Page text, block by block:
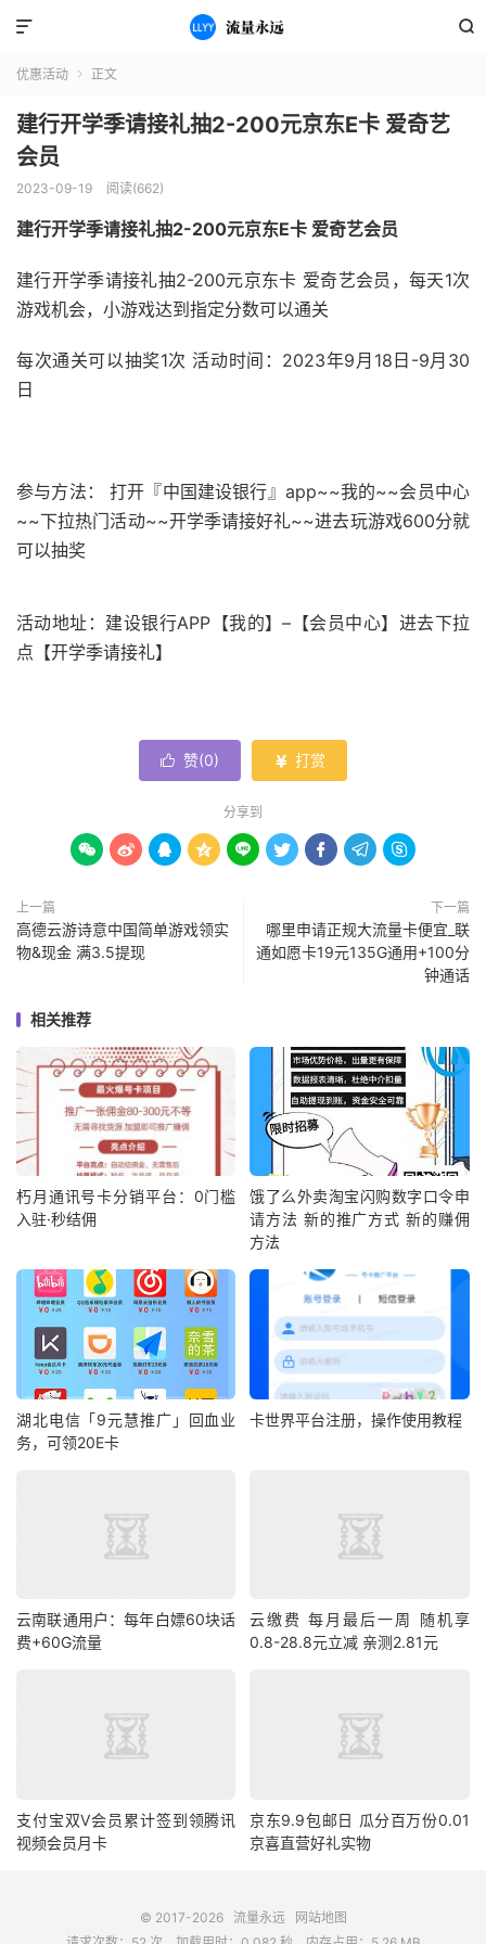


优惠活动  正文
建行开学季请接礼抽2-200元京东E卡 爱奇艺
会员
2023-09-19 阅读(662)
建行开学季请接礼抽2-200元京东E卡 爱奇艺会员
建行开学季请接礼抽2-200元京东卡 爱奇艺会员，每天1次
游戏机会，小游戏达到指定分数可以通关
每次通关可以抽奖1次 活动时间：2023年9月18日-9月30
日
参与方法： 打开『中国建设银行』app~~我的~~会员中心
~~下拉热门活动~~开学季请接好礼~~进去玩游戏600分就
可以抽奖
活动地址：建设银行APP【我的】–【会员中心】进去下拉
点【开学季请接礼】
 赞(0)  打赏
分享到
        
上一篇
高德云游诗意中国简单游戏领实
物&现金 满3.5提现
下一篇
哪里申请正规大流量卡便宜_联
通如愿卡19元135G通用+100分
钟通话
相关推荐
朽月通讯号卡分销平台：0门槛
入驻·秒结佣
饿了么外卖淘宝闪购数字口令申
请方法 新的推广方式 新的赚佣
方法
湖北电信「9元慧推广」回血业
务，可领20E卡
卡世界平台注册，操作使用教程
云南联通用户：每年白嫖60块话
费+60G流量
云缴费 每月最后一周 随机享
0.8-28.8元立减 亲测2.81元
支付宝双V会员累计签到领腾讯
视频会员月卡
京东9.9包邮日 瓜分百万份0.01
京喜直营好礼实物
© 2017-2026 流量永远
网站地图